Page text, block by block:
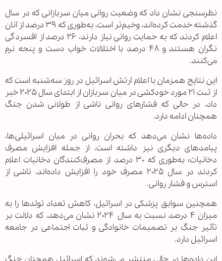
نظرسنجی نشان داد که وضعیت روانی میان سربازانی که در سال
گذشته خدمت کرده‌اند، وخیم‌تر است، به‌طوری که ۳۹ درصد از آنان
اعلام کردند که به حمایت روانی نیاز دارند، ۲۶ درصد از افسردگی
نگران هستند و ۴۸ درصد با اختلالات خواب دست و پنجه نرم
می‌کنند.
این نتایج همزمان با اعلام ارتش اسرائیل در روز سه‌شنبه است که
از ثبت ۲۱ مورد خودکشی در میان سربازان از ابتدای سال ۲۰۲۵ خبر
داد، در حالی که فشارهای روانی ناشی از طولانی شدن جنگ
همچنان ادامه دارد.
داده‌ها نشان می‌دهد که بحران روانی در میان اسرائیلی‌ها،
پیامدهای دیگری نیز داشته است، از جمله افزایش مصرف
دخانیات؛ به‌طوری که ۳۰ درصد از مصرف‌کنندگان دخانیات اعلام
کردند در سال ۲۰۲۵ مصرف خود را افزایش داده‌اند، ناشی از
استرس و فشار روانی.
همچنین سوابق پزشکی در اسرائیل، کاهش تعداد تولدها را به
میزان ۴ درصد نسبت به سال ۲۰۲۴ نشان می‌دهد، که دلالت بر
تأثیر جنگ بر تصمیمات خانوادگی و ثبات اجتماعی در جامعه
اسرائیل دارد.